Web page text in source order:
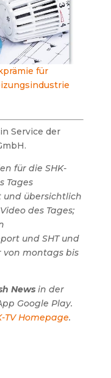
für
Service der
für die SHK-
Tages
und übersichtlich
des Tages;
und SHT und
von montags bis
Newsin der
Google Play.
TV Homepage.